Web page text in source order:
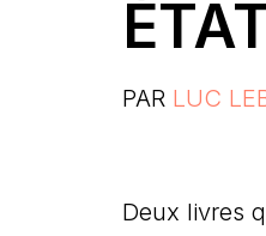
PAR LUC
Deux livres